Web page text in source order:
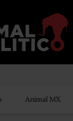
Animal MX